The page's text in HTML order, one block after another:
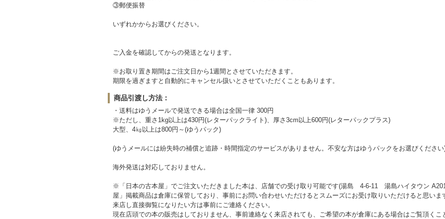
③郵便振替
いずれかからお選びください。
ご入金を確認してからの発送となります。
※お取り置き期間はご注文日から1週間とさせていただきます。
期限を過ぎますと自動的にキャンセル扱いとさせていただくこともあります。
商品引渡し方法：
・送料はゆうメールで発送できる場合は全国一律 300円
※ただし、重さ1kg以上は430円(レターパックライト)、厚さ3cm以上600円(レターパックプラス)
大型、4㎏以上は800円～(ゆうパック)
(ゆうメールには紛失時の補償と追跡・時間指定のサービスがありません。不安な方はゆうパックをお選びください
海外発送は対応しておりません。
※「日本の古本屋」でご注文いただきました本は、店舗での受け取り可能です(湯島 4-6-11 湯島ハイタウン
屋」掲載商品は倉庫に保管しており、事前にお問い合わせいただけるとスムーズにお受け取りいただけると思いま
来店し直接御覧になりたい方は事前にご連絡ください。
現在店頭での本の販売はしておりません、事前連絡なく来店されても、ご希望の本が倉庫にある場合はご覧頂くこ